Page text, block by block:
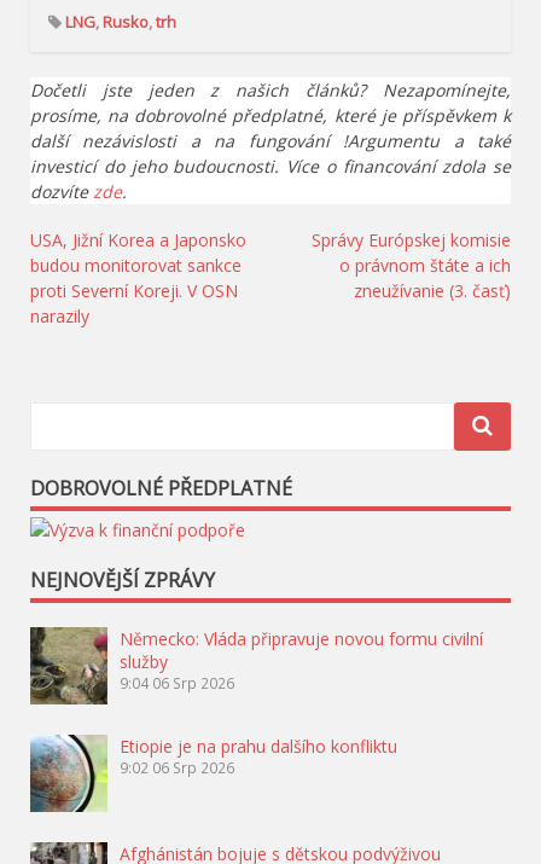
LNG,Rusko,trh
Dočetli jste jeden z našich článků? Nezapomínejte,
prosíme, na dobrovolné předplatné, které je příspěvkem k
další nezávislosti a na fungování !Argumentu a také
investicí do jeho budoucnosti. Více o financování zdola se
dozvítezde.
Navigace
pro
příspěvek
USA, Jižní Korea a Japonsko
budou monitorovat sankce
proti Severní Koreji. V OSN
narazily
Správy Európskej komisie
o právnom štáte a ich
zneužívanie (3. časť)
DOBROVOLNÉ PŘEDPLATNÉ
NEJNOVĚJŠÍ ZPRÁVY
Německo: Vláda připravuje novou formu civilní
služby
9:04 06 Srp 2026
Etiopie je na prahu dalšího konfliktu
9:02 06 Srp 2026
Afghánistán bojuje s dětskou podvýživou